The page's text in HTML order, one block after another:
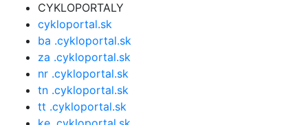
CYKLOPORTALY
cykloportal.sk
ba .cykloportal.sk
za .cykloportal.sk
nr .cykloportal.sk
tn .cykloportal.sk
tt .cykloportal.sk